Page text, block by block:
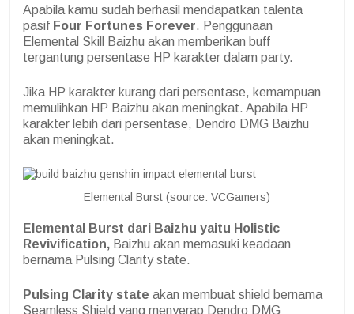
Apabila kamu sudah berhasil mendapatkan talenta
pasif Four Fortunes Forever. Penggunaan
Elemental Skill Baizhu akan memberikan buff
tergantung persentase HP karakter dalam party.
Jika HP karakter kurang dari persentase, kemampuan
memulihkan HP Baizhu akan meningkat. Apabila HP
karakter lebih dari persentase, Dendro DMG Baizhu
akan meningkat.
Elemental Burst (source: VCGamers)
Elemental Burst dari Baizhu yaitu Holistic
Revivification, Baizhu akan memasuki keadaan
bernama Pulsing Clarity state.
Pulsing Clarity state akan membuat shield bernama
Seamless Shield yang menyerap Dendro DMG